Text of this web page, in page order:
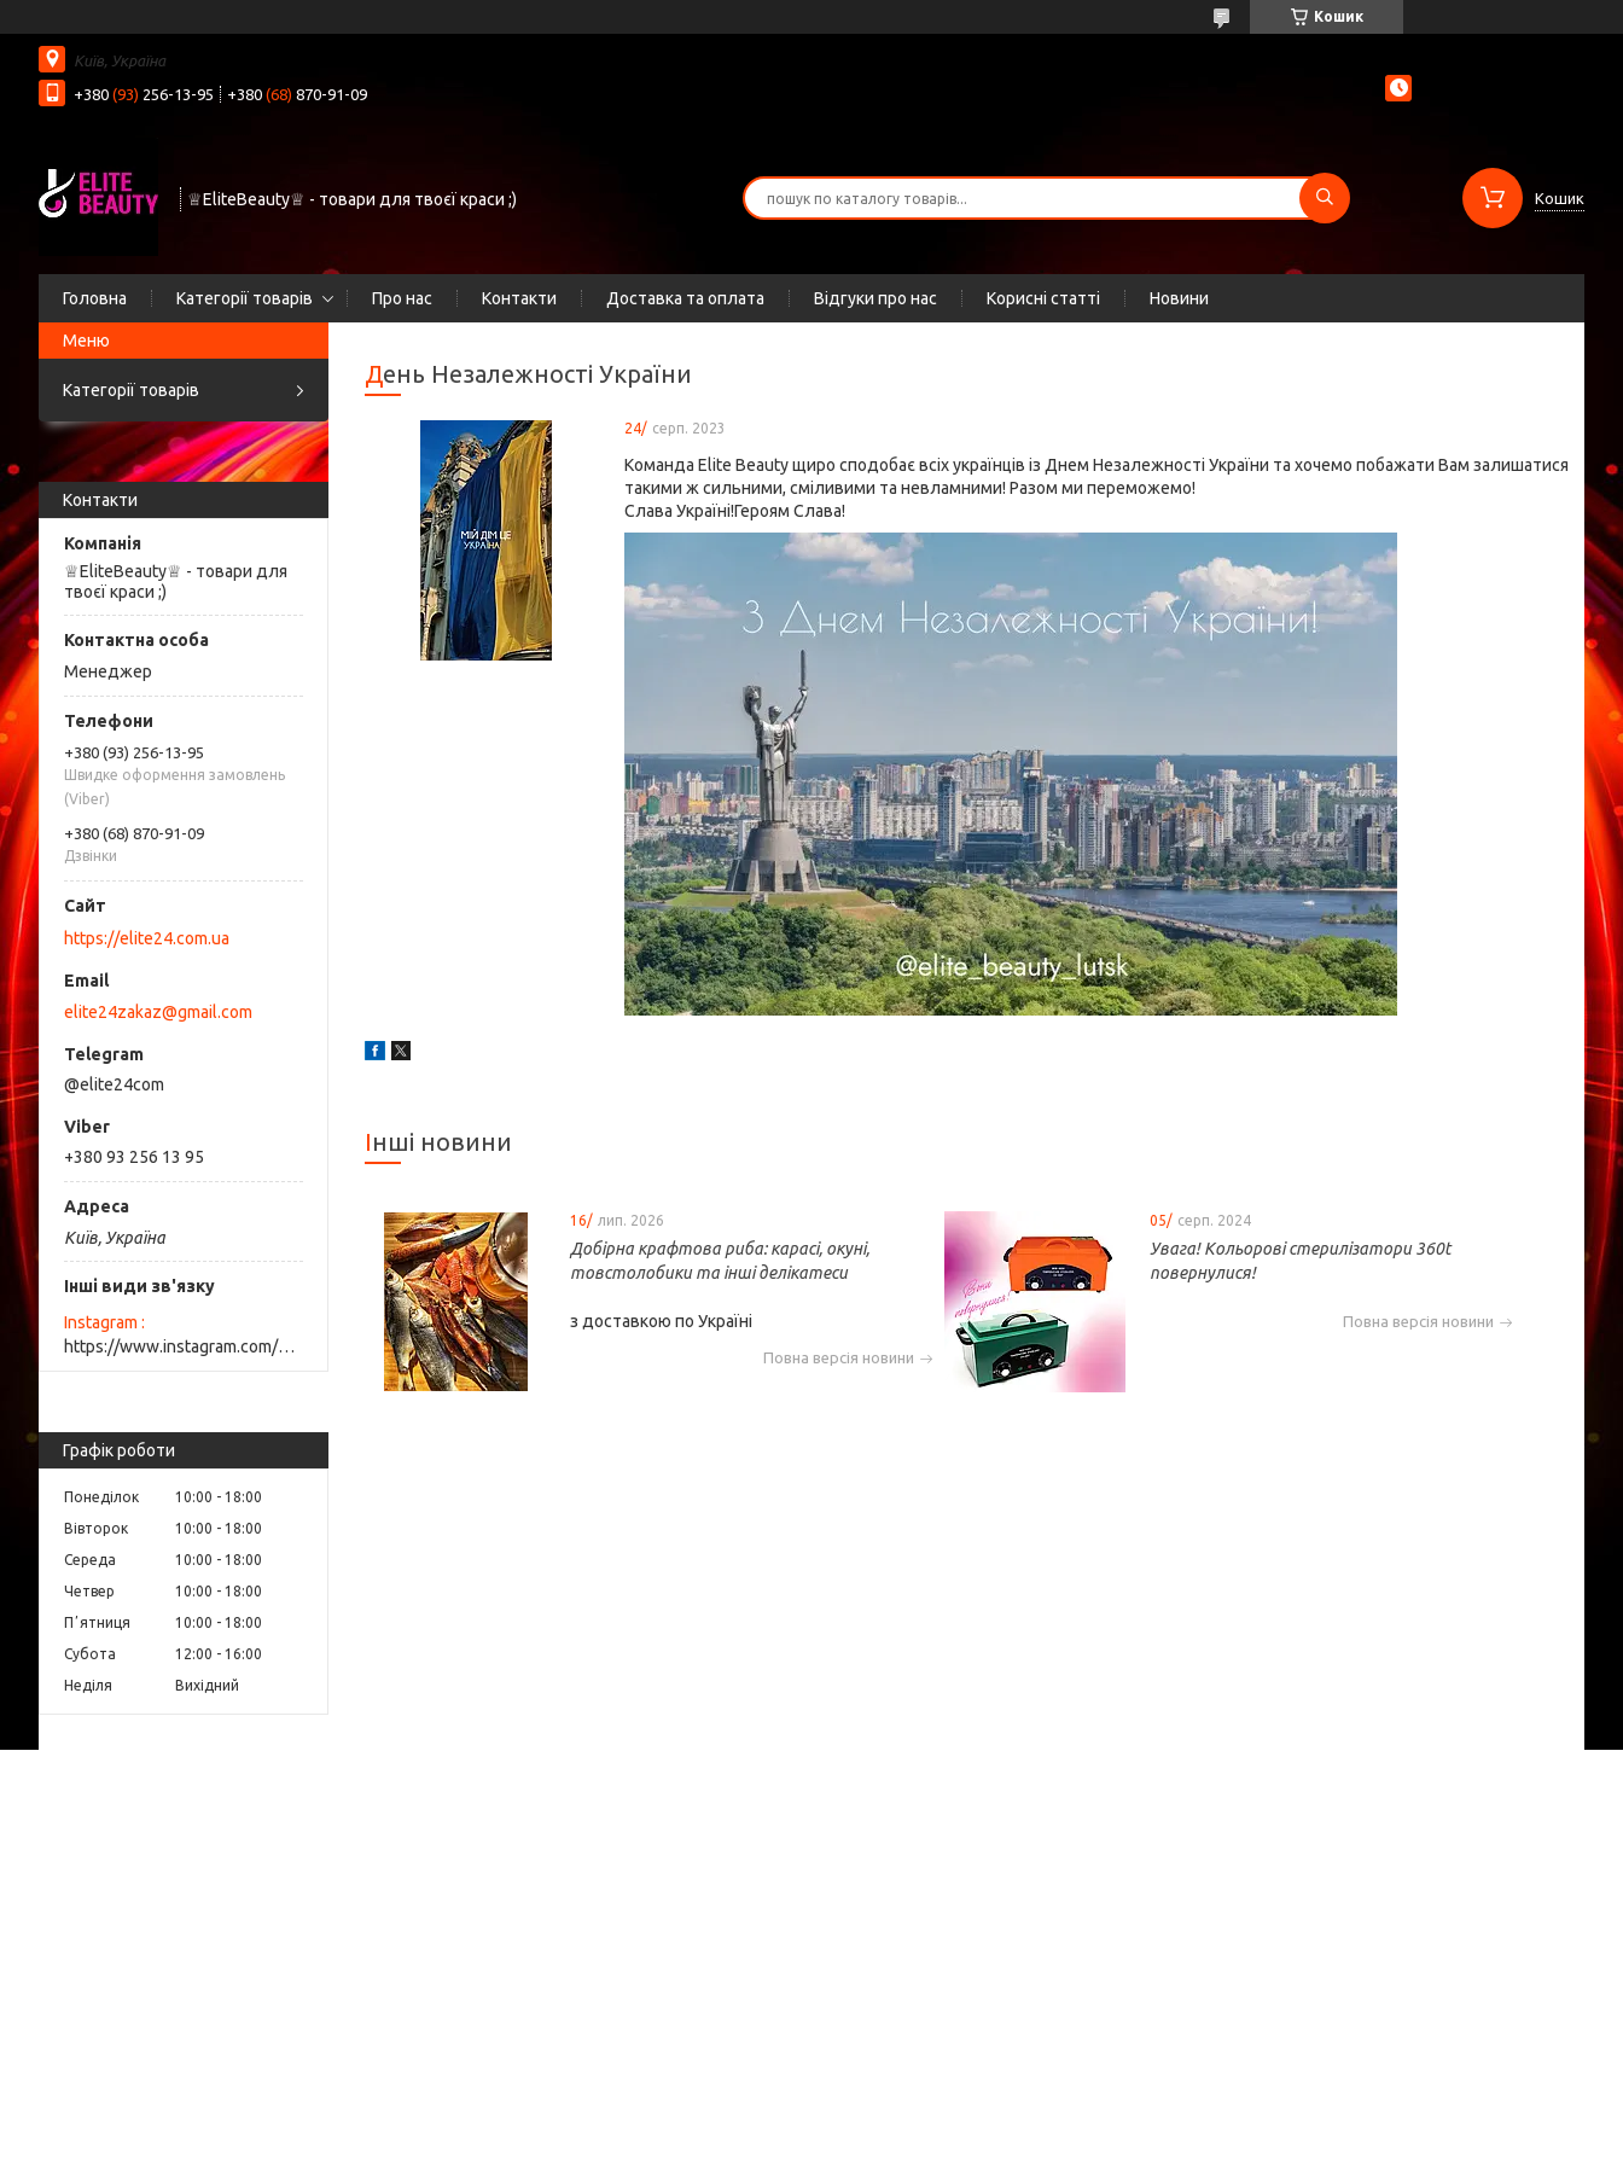
Кошик
Київ, Україна
+380 (93) 256-13-95 +380 (68) 870-91-09
♕EliteBeauty♕ - товари для твоєї краси ;) Кошик
Головна Категорії товарів Про нас Контакти Доставка та оплата Відгуки про нас Корисні статті Новини
Категорії товарів
Контакти
♕EliteBeauty♕ - товари для
твоєї краси ;)
Менеджер
+380 (93) 256-13-95
Швидке оформення замовлень
(Viber)
+380 (68) 870-91-09
Дзвінки
https://elite24.com.ua
elite24zakaz@gmail.com
@elite24com
+380 93 256 13 95
Київ, Україна
Інші види зв'язку
Instagram
https://www.instagram.com/elite_beauty_lutsk/
Графік роботи
Понеділок 10:00
18:00
Вівторок
10:00
18:00
Середа
10:00
18:00
Четвер
10:00
18:00
Пʼятниця
10:00
18:00
Субота
12:00
16:00
Неділя
Вихідний
День Незалежності України
24/ серп. 2023
Команда Elite Beauty щиро сподобає всіх українців із Днем Незалежності України та хочемо побажати Вам залишатися
такими ж сильними, сміливими та невламними! Разом ми переможемо!
Слава Україні!Героям Слава!
Інші новини
16/ лип. 2026
Добірна крафтова риба: карасі, окуні,
товстолобики та інші делікатеси
з доставкою по Україні
Повна версія новини
05/ серп. 2024
Увага! Кольорові стерилізатори 360t
повернулися!
Повна версія новини